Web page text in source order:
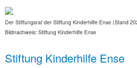
Der Stiftungsrat der Stiftung Kinderhilfe Ense (Stand
Bildnachweis: Stiftung Kinderhilfe Ense
Stiftung Kinderhilfe Ense